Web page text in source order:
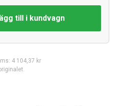
till i kundvagn
4 104,37 kr